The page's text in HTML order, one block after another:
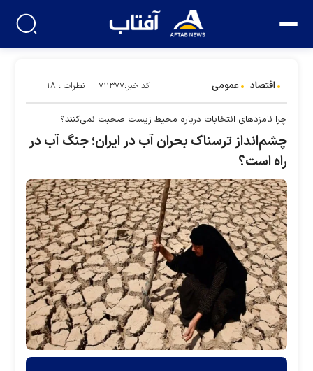
اقتصاد عمومی کد خبر:۷۱۱۳۷۷ نظرات : ۱۸
چرا نامزدهای انتخابات درباره محیط زیست صحبت نمی‌کنند؟
چشم‌انداز ترسناک بحران آب در ایران؛ جنگ آب در
راه است؟